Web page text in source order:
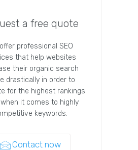
a free quote
professional SEO
that help websites
their organic search
drastically in order to
for the highest rankings
it comes to highly
keywords.
Contact now